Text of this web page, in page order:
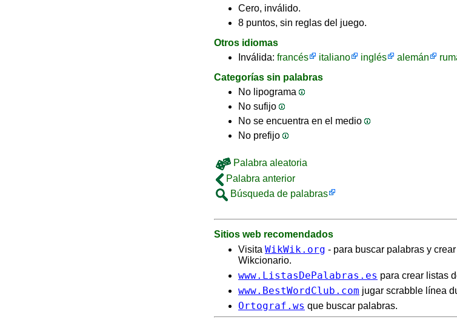
Cero, inválido.
8 puntos, sin reglas del juego.
Otros idiomas
Inválida: francés italiano inglés alemán
Categorías sin palabras
No lipograma
No sufijo
No se encuentra en el medio
No prefijo
Palabra aleatoria
Palabra anterior
Búsqueda de palabras
Sitios web recomendados
Visita WikWik.org - para buscar palabras y
Wikcionario.
www.ListasDePalabras.es para crear listas
www.BestWordClub.com jugar scrabble línea
Ortograf.ws que buscar palabras.